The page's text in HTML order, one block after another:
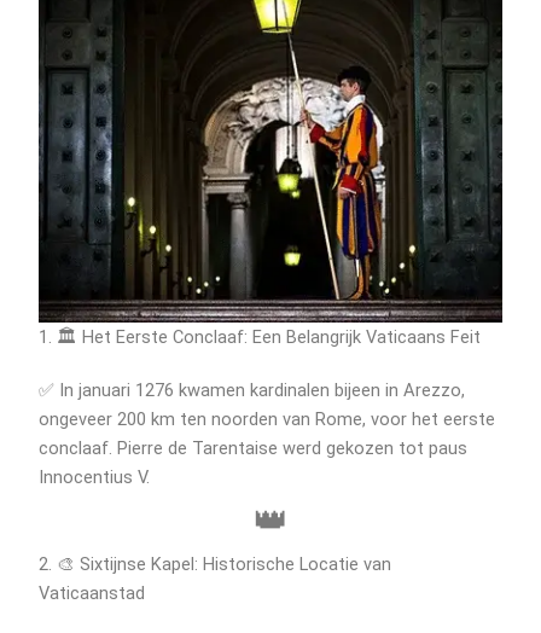
1. 🏛️ Het Eerste Conclaaf: Een Belangrijk Vaticaans Feit
✅ In januari 1276 kwamen kardinalen bijeen in Arezzo,
ongeveer 200 km ten noorden van Rome, voor het eerste
conclaaf. Pierre de Tarentaise werd gekozen tot paus
Innocentius V.
👑
2. 🎨 Sixtijnse Kapel: Historische Locatie van
Vaticaanstad